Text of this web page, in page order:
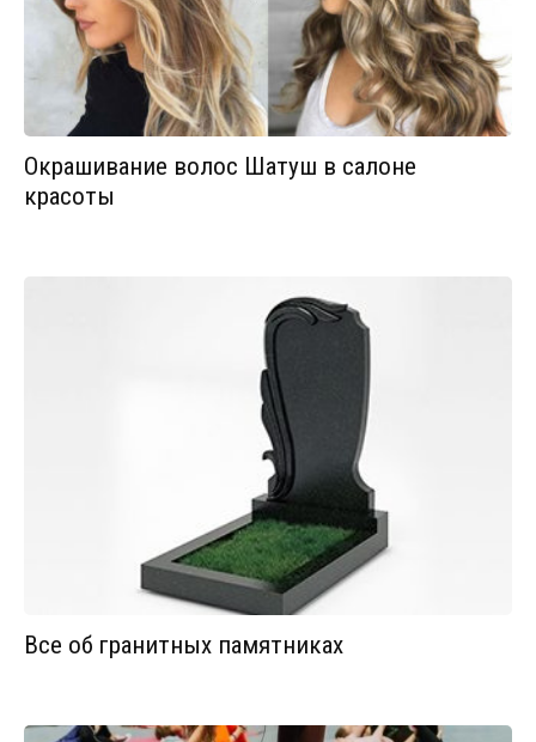
Окрашивание волос Шатуш в салоне
красоты
Все об гранитных памятниках